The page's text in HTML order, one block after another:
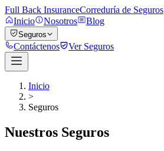
Full Back InsuranceCorreduría de Seguros
Inicio
Nosotros Blog
Seguros
Contáctenos Ver Seguros
Inicio
>
Seguros
Nuestros Seguros